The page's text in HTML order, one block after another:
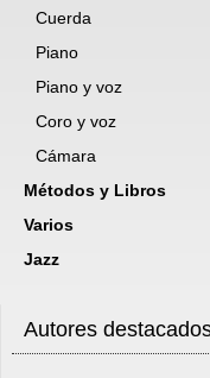
Cuerda
Piano
Piano y voz
Coro y voz
Cámara
Métodos y Libros
Varios
Jazz
Autores